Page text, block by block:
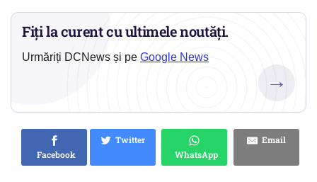
Fiți la curent cu ultimele noutăți.
Urmăriți DCNews și pe Google News
→
Facebook
Twitter
WhatsApp
Email